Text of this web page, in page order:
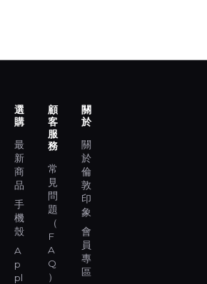
選
購
最
新
商
品
手
機
殼
A
p
pl
顧
客
服
務
常
見
問
題
（
F
A
Q
）
關
於
關
於
倫
敦
印
象
會
員
專
區